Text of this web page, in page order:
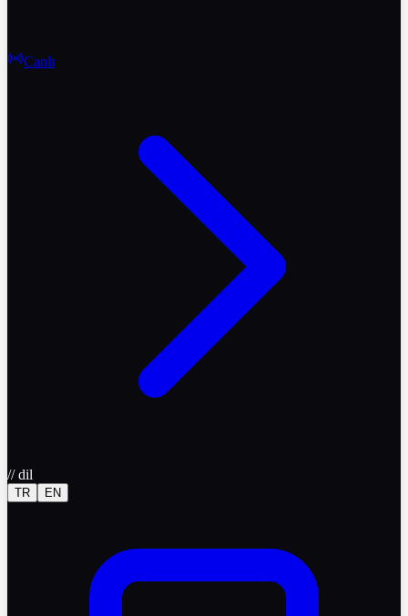
Canlı
//dil
TR EN